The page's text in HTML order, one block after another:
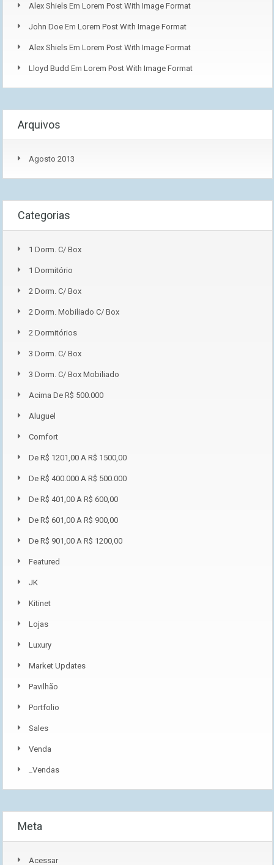
Alex Shiels Em Lorem Post With Image Format
John Doe Em Lorem Post With Image Format
Alex Shiels Em Lorem Post With Image Format
Lloyd Budd Em Lorem Post With Image Format
Arquivos
Agosto 2013
Categorias
1 Dorm. C/ Box
1 Dormitório
2 Dorm. C/ Box
2 Dorm. Mobiliado C/ Box
2 Dormitórios
3 Dorm. C/ Box
3 Dorm. C/ Box Mobiliado
Acima De R$ 500.000
Aluguel
Comfort
De R$ 1201,00 A R$ 1500,00
De R$ 400.000 A R$ 500.000
De R$ 401,00 A R$ 600,00
De R$ 601,00 A R$ 900,00
De R$ 901,00 A R$ 1200,00
Featured
JK
Kitinet
Lojas
Luxury
Market Updates
Pavilhão
Portfolio
Sales
Venda
_Vendas
Meta
Acessar